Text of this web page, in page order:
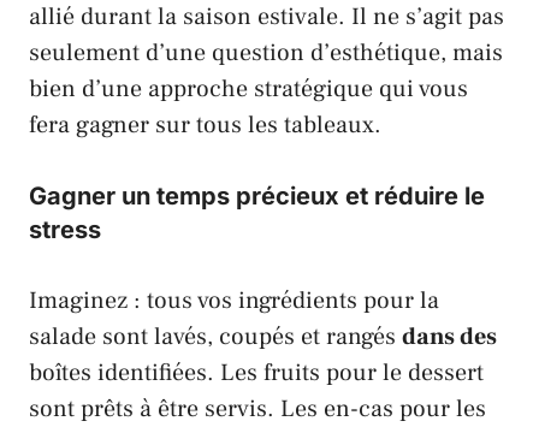
allié durant la saison estivale. Il ne s’agit pas
seulement d’une question d’esthétique, mais
bien d’une approche stratégique qui vous
fera gagner sur tous les tableaux.
Gagner un temps précieux et réduire le
stress
Imaginez : tous vos ingrédients pour la
salade sont lavés, coupés et rangés dans des
boîtes identifiées. Les fruits pour le dessert
sont prêts à être servis. Les en-cas pour les